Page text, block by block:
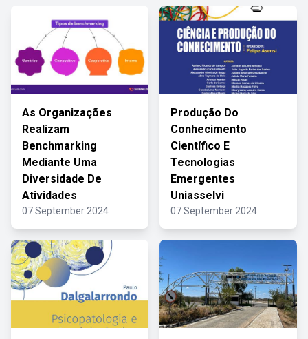
As Organizações
Realizam
Benchmarking
Mediante Uma
Diversidade De
Atividades
07 September 2024
Produção Do
Conhecimento
Científico E
Tecnologias
Emergentes
Uniasselvi
07 September 2024